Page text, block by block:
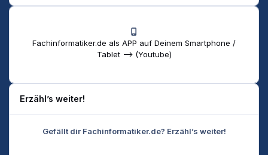
Fachinformatiker.de als APP auf Deinem Smartphone /
Tablet --> (Youtube)
Erzähl’s weiter!
Gefällt dir Fachinformatiker.de? Erzähl’s weiter!